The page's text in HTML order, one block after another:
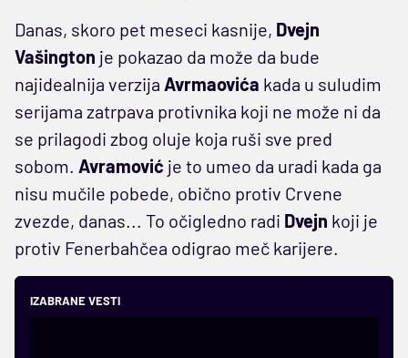
Danas, skoro pet meseci kasnije, Dvejn
Vašington je pokazao da može da bude
najidealnija verzija Avrmaovića kada u suludim
serijama zatrpava protivnika koji ne može ni da
se prilagodi zbog oluje koja ruši sve pred
sobom. Avramović je to umeo da uradi kada ga
nisu mučile pobede, obično protiv Crvene
zvezde, danas... To očigledno radi Dvejn koji je
protiv Fenerbahčea odigrao meč karijere.
IZABRANE VESTI